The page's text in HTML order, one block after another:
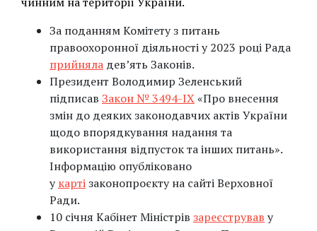
За поданням Комітету з питань
правоохоронної діяльності у 2023 році Рада
прийняла дев’ять Законів.
Президент Володимир Зеленський
підписав Закон № 3494-ІХ«Про внесення
змін до деяких законодавчих актів України
щодо впорядкування надання та
використання відпусток та інших питань».
Інформацію опубліковано
укартізаконопроєкту на сайті Верховної
Ради.
10 січня Кабінет Міністрів зареєстрував у